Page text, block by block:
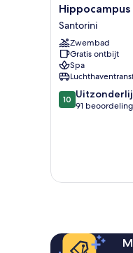
Hippocampus
Hotel
Santorini
Santorini
Zwembad
Gratis ontbijt
Spa
10.0
van
10
91